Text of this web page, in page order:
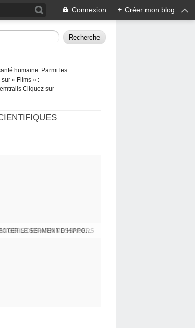
Connexion + Créer mon blog
humaine. Parmi les
« Films » :
Cliquez sur
USA - DR KORY : LA LICENCE DE SOIGNER OU RESPECTER LE SERMENT D'HIPPOCRATE CONTRE VENTS ET MARÉES